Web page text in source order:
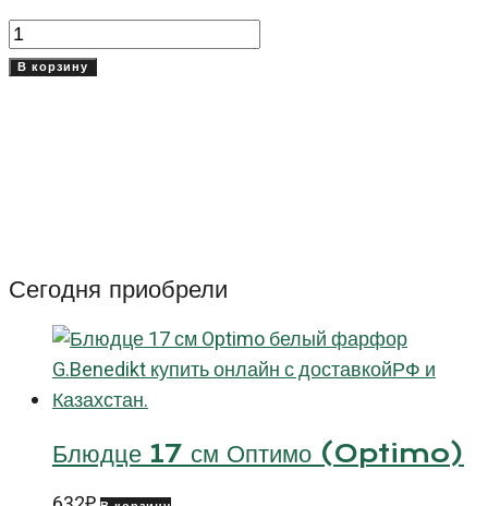
Количество
товара
В корзину
Сегодня приобрели
Блюдце 17 см Оптимо (Optimo)